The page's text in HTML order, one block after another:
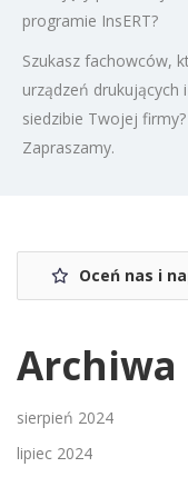
programie InsERT?
Szukasz fachowców,
urządzeń drukujących
siedzibie Twojej
Zapraszamy.
Oceń nas i
Archiwa
sierpień 2024
lipiec 2024